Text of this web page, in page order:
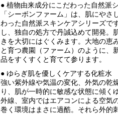
● 植物由来成分にこだわった自然派
「シーボンファーム」は、肌にやさ
わった自然派スキンケアシリーズで
し、独自の処方で丹誠込めて開発。
きを大切にはぐくみます。大地の恵
と育つ農園（ファーム）のように、
品をすくすくと育てて参ります。
● ゆらぎ肌を優しくケアする化粧水
強い紫外線や気温の変化、外気の乾
り、肌が一時的に敏感な状態に傾く
外線、室内ではエアコンによる空気
巻く環境はまさに過酷。それら外的